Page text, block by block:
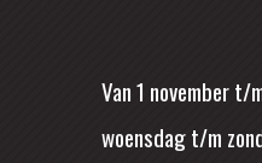
Van 1 november t/
woensdag t/m